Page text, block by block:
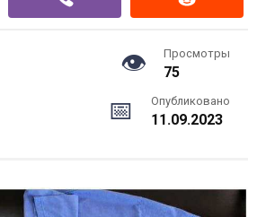
Просмотры
75
Опубликовано
11.09.2023